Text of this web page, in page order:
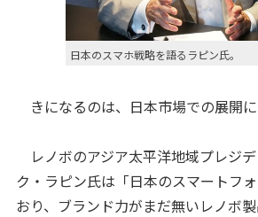
日本のスマホ戦略を語るラピン氏。
きになるのは、日本市場での展開に
レノボのアジア太平洋地域プレジ
ク・ラピン氏は「日本のスマートフ
おり、ブランド力がまだ無いレノボ